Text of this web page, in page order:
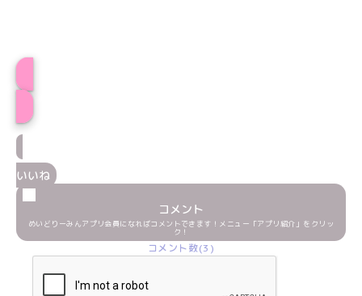
いいね
コメント
めいどりーみんアプリ会員になればコメントできます！メニュー「アプリ紹介」をクリッ
ク！
コメント数(3)